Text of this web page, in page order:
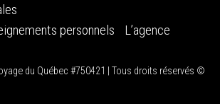
personnels
L’agence
du Québec #750421 | Tous droits réservés ©